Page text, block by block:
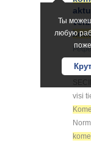
Ты
любую
visi